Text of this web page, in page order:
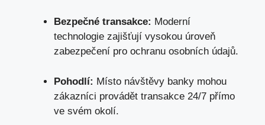
Bezpečné transakce: Moderní
technologie zajišťují vysokou úroveň
zabezpečení pro ochranu osobních údajů.
Pohodlí: Místo návštěvy banky mohou
zákazníci provádět transakce 24/7 přímo
ve svém okolí.